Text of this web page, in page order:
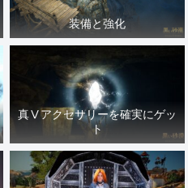
装備と強化
真Ⅴアクセサリーを確実にゲッ
ト